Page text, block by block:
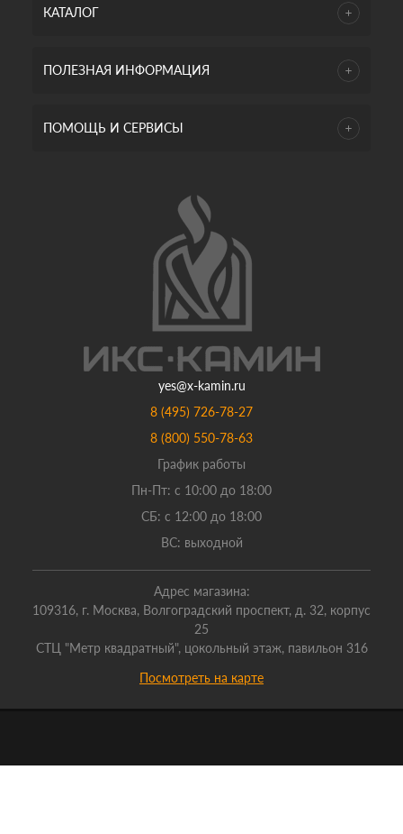
КАТАЛОГ
ПОЛЕЗНАЯ ИНФОРМАЦИЯ
ПОМОЩЬ И СЕРВИСЫ
yes@x-kamin.ru
8 (495) 726-78-27
8 (800) 550-78-63
График работы
Пн-Пт: с 10:00 до 18:00
СБ: с 12:00 до 18:00
ВС: выходной
Адрес магазина:
109316, г. Москва, Волгоградский проспект, д. 32, корпус
25
СТЦ "Метр квадратный", цокольный этаж, павильон 316
Посмотреть на карте